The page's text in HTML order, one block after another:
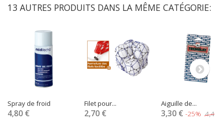
13 AUTRES PRODUITS DANS LA MÊME CATÉGORIE:
Spray de froid
4,80 €
Filet pour...
2,70 €
Aiguille de...
3,30 € -25% 4,40